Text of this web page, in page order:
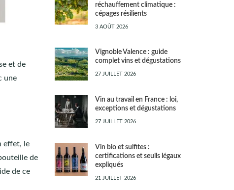
et de
une
effet, le
de
de ce
réchauffement climatique :
cépages résilients
3 AOÛT 2026
Vignoble Valence : guide
complet vins et dégustations
27 JUILLET 2026
Vin au travail en France : loi,
exceptions et dégustations
27 JUILLET 2026
Vin bio et sulfites :
certifications et seuils légaux
expliqués
21 JUILLET 2026